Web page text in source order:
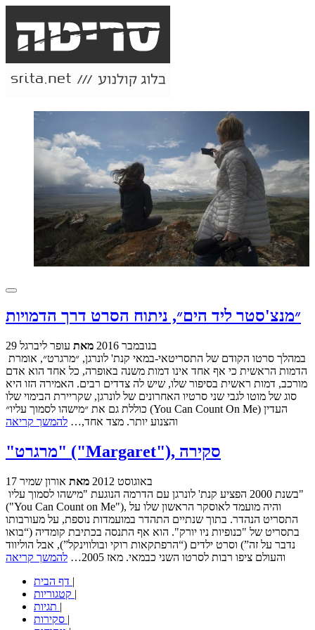
״מנצ'סטר ליד הים״, ניתוח הסרט דרך הדמויות
29 בנובמבר 2016 מאת עופר ליברגל
הדמות הראשית כי אף אחד אינו דמות משנה באופרה, כל אחד הוא אדם
מורכב, דמות ראשית בסיפור שלו, שיש לה צדדים רבים. האמירה הזו היא
סוג של מוטו לגבי שני סרטיו האחרונים של לונרגן, שקריירת הבימוי שלו
כוללת גם את ״מישהו לסמוך עליו״ (You Can Count On Me) העדין
והצנוע יותר. מצד אחד,… להמשך קריאה
"מרגרט" ("Margaret"), סקירה
17 באוגוסט 2012 מאת אורון שמיר
("You Can Count on Me"), והיה מועמד לאוסקר הראשון שלו על
התסריט הנהדר. בתוך שנתיים התהדר במועמדות נוספת, על מעורבותו
בתסריט של "כנופיות ניו יורק". הוא אף התנסה בכתיבת קומדיה (“בואו
נדבר על זה”) וסרט ילדים (“הרפתקאות רוקי ובולווינקל”), אבל הוליווד
והעולם ציפו רבות לסרטו השני כבמאי. מאז 2005…
להמשך קריאה
|
|
|
|